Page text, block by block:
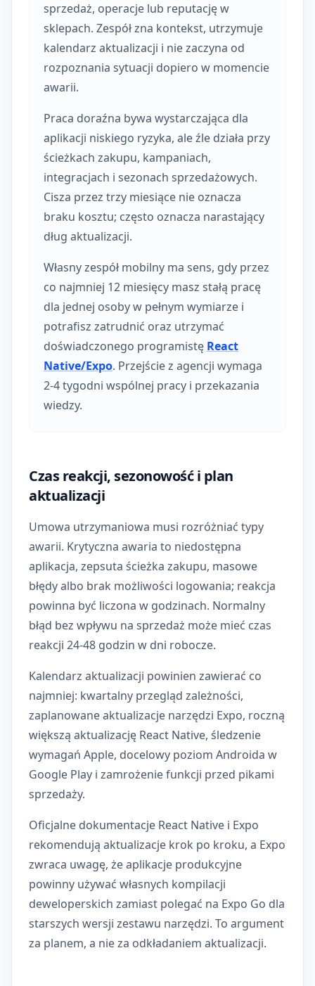
sprzedaż, operacje lub reputację w
sklepach. Zespół zna kontekst, utrzymuje
kalendarz aktualizacji i nie zaczyna od
rozpoznania sytuacji dopiero w momencie
awarii.
Praca doraźna bywa wystarczająca dla
aplikacji niskiego ryzyka, ale źle działa przy
ścieżkach zakupu, kampaniach,
integracjach i sezonach sprzedażowych.
Cisza przez trzy miesiące nie oznacza
braku kosztu; często oznacza narastający
dług aktualizacji.
Własny zespół mobilny ma sens, gdy przez
co najmniej 12 miesięcy masz stałą pracę
dla jednej osoby w pełnym wymiarze i
potrafisz zatrudnić oraz utrzymać
doświadczonego programistę React
Native/Expo. Przejście z agencji wymaga
2-4 tygodni wspólnej pracy i przekazania
wiedzy.
Czas reakcji, sezonowość i plan
aktualizacji
Umowa utrzymaniowa musi rozróżniać typy
awarii. Krytyczna awaria to niedostępna
aplikacja, zepsuta ścieżka zakupu, masowe
błędy albo brak możliwości logowania; reakcja
powinna być liczona w godzinach. Normalny
błąd bez wpływu na sprzedaż może mieć czas
reakcji 24-48 godzin w dni robocze.
Kalendarz aktualizacji powinien zawierać co
najmniej: kwartalny przegląd zależności,
zaplanowane aktualizacje narzędzi Expo, roczną
większą aktualizację React Native, śledzenie
wymagań Apple, docelowy poziom Androida w
Google Play i zamrożenie funkcji przed pikami
sprzedaży.
Oficjalne dokumentacje React Native i Expo
rekomendują aktualizacje krok po kroku, a Expo
zwraca uwagę, że aplikacje produkcyjne
powinny używać własnych kompilacji
deweloperskich zamiast polegać na Expo Go dla
starszych wersji zestawu narzędzi. To argument
za planem, a nie za odkładaniem aktualizacji.